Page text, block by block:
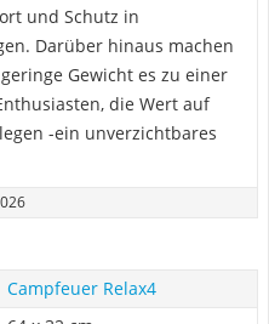
und Schutz in
Darüber hinaus machen
Gewicht es zu einer
die Wert auf
-ein unverzichtbares
Campfeuer Relax4